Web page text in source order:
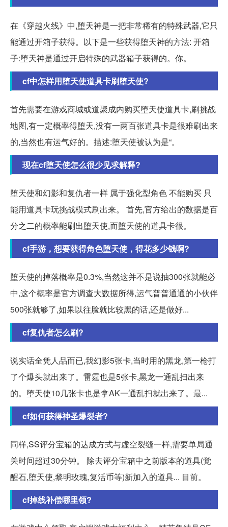
在《穿越火线》中,堕天神是一把非常稀有的特殊武器,它只
能通过开箱子获得。以下是一些获得堕天神的方法: 开箱
子:堕天神是通过开启特殊的武器箱子获得的。你。
cf中怎样用堕天使道具卡刷堕天使?
首先需要在游戏商城或道聚成内购买堕天使道具卡,刷挑战
地图,有一定概率得堕天,没有一两百张道具卡是很难刷出来
的,当然也有运气好的。描述:堕天使被认为是“。
现在cf堕天使怎么很少见求解释?
堕天使和幻影和复仇者一样 属于强化型角色 不能购买 只
能用道具卡玩挑战模式刷出来。 首先,官方给出的数据是百
分之二的概率能刷出堕天使,而堕天使的道具卡很。
cf手游，想要获得角色堕天使，得花多少钱啊?
堕天使的掉落概率是0.3%,当然这并不是说抽300张就能必
中,这个概率是官方调查大数据所得,运气普普通通的小伙伴
500张就够了,如果以往脸就比较黑的话,还是做好...
cf复仇者怎么刷?
说实话全凭人品而已,我幻影5张卡,当时用的黑龙,第一枪打
了个爆头就出来了。雷霆也是5张卡,黑龙一通乱扫出来
的。堕天使10几张卡也是拿AK一通乱扫就出来了。最...
cf如何获得神圣爆裂者?
同样,SS评分宝箱的达成方式与虚空裂缝一样,需要单局通
关时间超过30分钟。 除去评分宝箱中之前版本的道具(觉
醒石,堕天使,黎明玫瑰,复活币等)新加入的道具... 目前。
cf掉线补偿哪里领?